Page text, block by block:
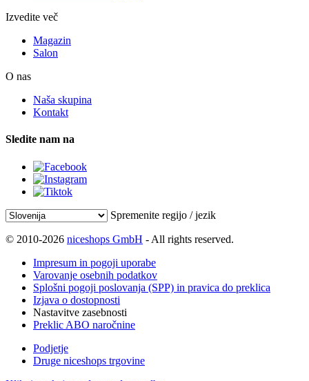
Izvedite več
Magazin
Salon
O nas
Naša skupina
Kontakt
Sledite nam na
Spremenite regijo / jezik
© 2010-2026 niceshops GmbH - All rights reserved.
Impresum in pogoji uporabe
Varovanje osebnih podatkov
Splošni pogoji poslovanja (SPP) in pravica do preklica
Izjava o dostopnosti
Nastavitve zasebnosti
Preklic ABO naročnine
Podjetje
Druge niceshops trgovine